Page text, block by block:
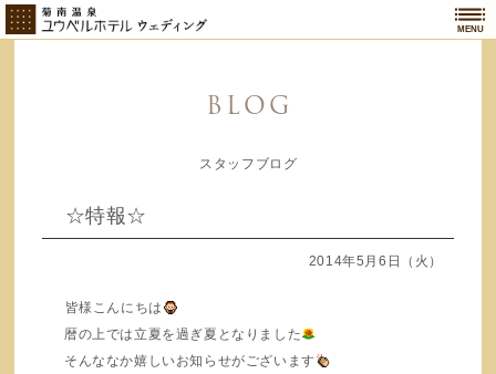
MENU
BLOG
スタッフブログ
☆特報☆
2014年5月6日（火）
皆様こんにちは
暦の上では立夏を過ぎ夏となりました
そんななか嬉しいお知らせがございます